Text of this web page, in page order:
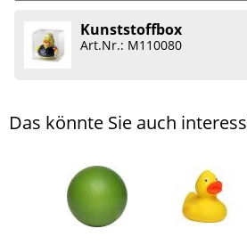
Kunststoffbox
Art.Nr.: M110080
Das könnte Sie auch